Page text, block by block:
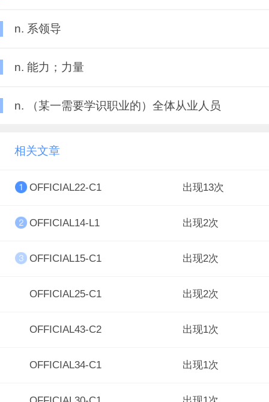
n. 系领导
n. 能力；力量
n. （某一需要学识职业的）全体从业人员
相关文章
OFFICIAL22-C1 出现13次
OFFICIAL14-L1 出现2次
OFFICIAL15-C1 出现2次
OFFICIAL25-C1 出现2次
OFFICIAL43-C2 出现1次
OFFICIAL34-C1 出现1次